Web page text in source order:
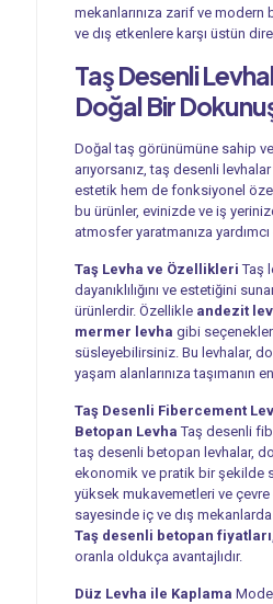
mekanlarınıza zarif ve modern
ve dış etkenlere karşı üstün
Taş Desenli
Doğal Bir
Doğal taş görünümüne sahip
arıyorsanız, taş desenli
estetik hem de fonksiyonel
bu ürünler, evinizde ve iş
atmosfer yaratmanıza yardımcı
Taş Levha ve Özellikleri Taş
dayanıklılığını ve estetiğini
ürünlerdir. Özellikle andezit
mermer levha gibi
süsleyebilirsiniz. Bu levhalar,
yaşam alanlarınıza taşımanın
Taş Desenli Fibercement
Betopan Levha Taş desenli
taş desenli betopan levhalar,
ekonomik ve pratik bir şekilde
yüksek mukavemetleri ve çevre
sayesinde iç ve dış
Taş desenli betopan fiyatları
oranla oldukça avantajlıdır.
Düz Levha ile Kaplama